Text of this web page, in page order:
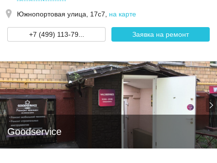
Южнопортовая улица, 17с7 на карте
+7 (499) 113-79... Заявка на ремонт
Goodservice